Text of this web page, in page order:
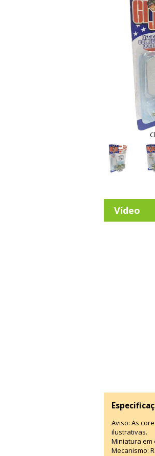
Vídeo
Aviso: As
ilustrativas.
Miniatura em
Mecanismo: